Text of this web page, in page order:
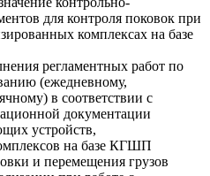
для контроля поковок при
комплексах на базе
регламентных работ по
(ежедневному,
в соответствии с
документации
устройств,
на базе КГШП
и перемещения грузов